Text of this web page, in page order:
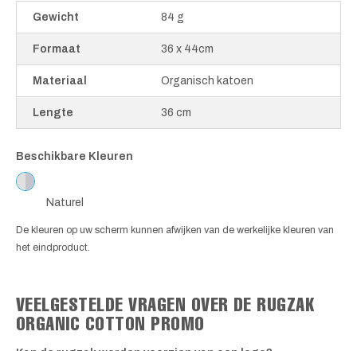
Gewicht 84 g
Formaat 36 x 44cm
Materiaal Organisch katoen
Lengte 36 cm
Beschikbare Kleuren
Naturel
De kleuren op uw scherm kunnen afwijken van de werkelijke kleuren van
het eindproduct.
VEELGESTELDE VRAGEN OVER DE RUGZAK
ORGANIC COTTON PROMO